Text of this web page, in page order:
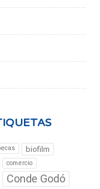
biofilm
comercio
Conde Godó